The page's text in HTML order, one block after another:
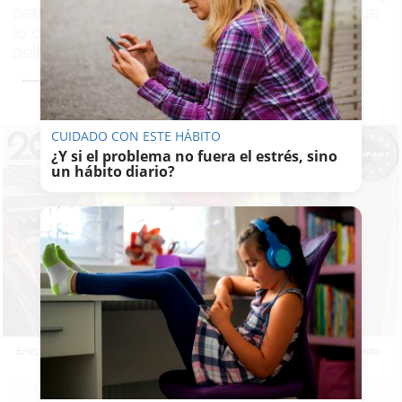
permanecía huido de la justicia francesa, que
lo consideraba uno los fugitivos más
peligrosos, desde octubre del año 1997
Eric, cuyo nombre verdadero es Dominique Delattre, tras ser detenido.
CUIDADO CON ESTE HÁBITO
¿Y si el problema no fuera el estrés, sino
un hábito diario?